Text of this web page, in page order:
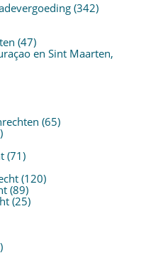
(342)
(47)
en Sint Maarten,
(65)
(71)
(120)
(89)
(25)